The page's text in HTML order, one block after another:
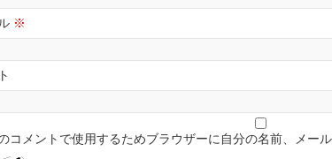
※
コメントで使用するためブラウザーに自分の名前、メー